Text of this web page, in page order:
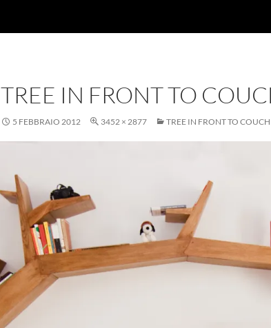
TREE IN FRONT TO
5 FEBBRAIO 2012 3452 × 2877 TREE IN FRONT TO COUCH